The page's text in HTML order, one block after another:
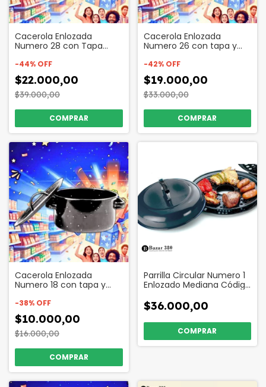
Cacerola Enlozada
Numero 28 con Tapa
-44% OFF
$22.000,00
$39.000,00
Cacerola Enlozada
Numero 26 con tapa y
-42% OFF
$19.000,00
$33.000,00
Cacerola Enlozada
Numero 18 con tapa y
-38% OFF
$10.000,00
$16.000,00
Parrilla Circular Numero 1
Enlozado Mediana Código
$36.000,00